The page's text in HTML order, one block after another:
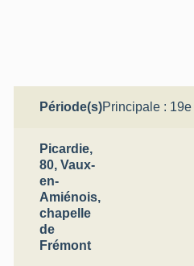
Période(s)Principale :
Picardie,
80, Vaux-
en-
Amiénois,
chapelle
de
Frémont